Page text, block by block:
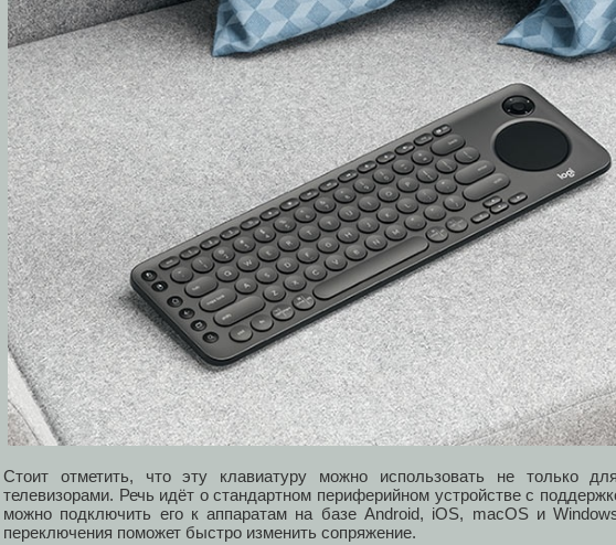
Стоит отметить, что эту клавиатуру можно использовать не только
телевизорами. Речь идёт о стандартном периферийном устройстве с
можно подключить его к аппаратам на базе Android, iOS, macOS и
переключения поможет быстро изменить сопряжение.